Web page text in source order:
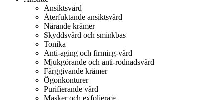
Ansiktsvård
Återfuktande ansiktsvård
Närande krämer
Skyddsvård och sminkbas
Tonika
Anti-aging och firming-vård
Mjukgörande och anti-rodnadsvård
Färggivande krämer
Ögonkonturer
Purifierande vård
Masker och exfolierare